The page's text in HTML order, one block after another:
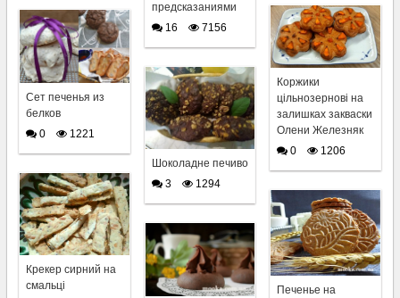
предсказаниями
16
7156
Коржики
цільнозернові на
залишках закваски
Олени Железняк
0
1206
Сет печенья из
белков
0
1221
Шоколадне печиво
3
1294
Крекер сирний на
смальці
Печенье на